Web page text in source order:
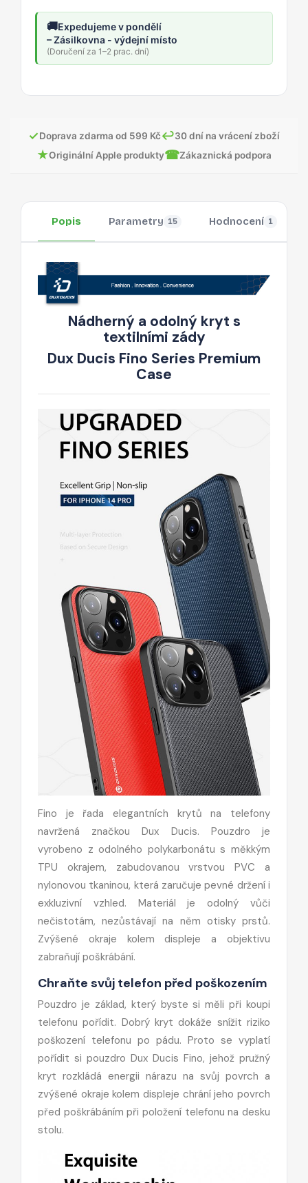
🚚Expedujeme v pondělí
– Zásilkovna - výdejní místo
(Doručení za 1–2 prac. dní)
✓Doprava zdarma od 599 Kč↩30 dní na vrácení zboží
★Originální Apple produkty☎Zákaznická podpora
Popis Parametry 15 Hodnocení 1
Nádherný a odolný kryt s
textilními zády
Dux Ducis Fino Series Premium
Case
Fino je řada elegantních krytů na telefony
navržená značkou Dux Ducis. Pouzdro je
vyrobeno z odolného polykarbonátu s měkkým
TPU okrajem, zabudovanou vrstvou PVC a
nylonovou tkaninou, která zaručuje pevné držení i
exkluzivní vzhled. Materiál je odolný vůči
nečistotám, nezůstávají na něm otisky prstů.
Zvýšené okraje kolem displeje a objektivu
zabraňují poškrábání.
Chraňte svůj telefon před poškozením
Pouzdro je základ, který byste si měli při koupi
telefonu pořídit. Dobrý kryt dokáže snížit riziko
poškození telefonu po pádu. Proto se vyplatí
pořídit si pouzdro Dux Ducis Fino, jehož pružný
kryt rozkládá energii nárazu na svůj povrch a
zvýšené okraje kolem displeje chrání jeho povrch
před poškrábáním při položení telefonu na desku
stolu.